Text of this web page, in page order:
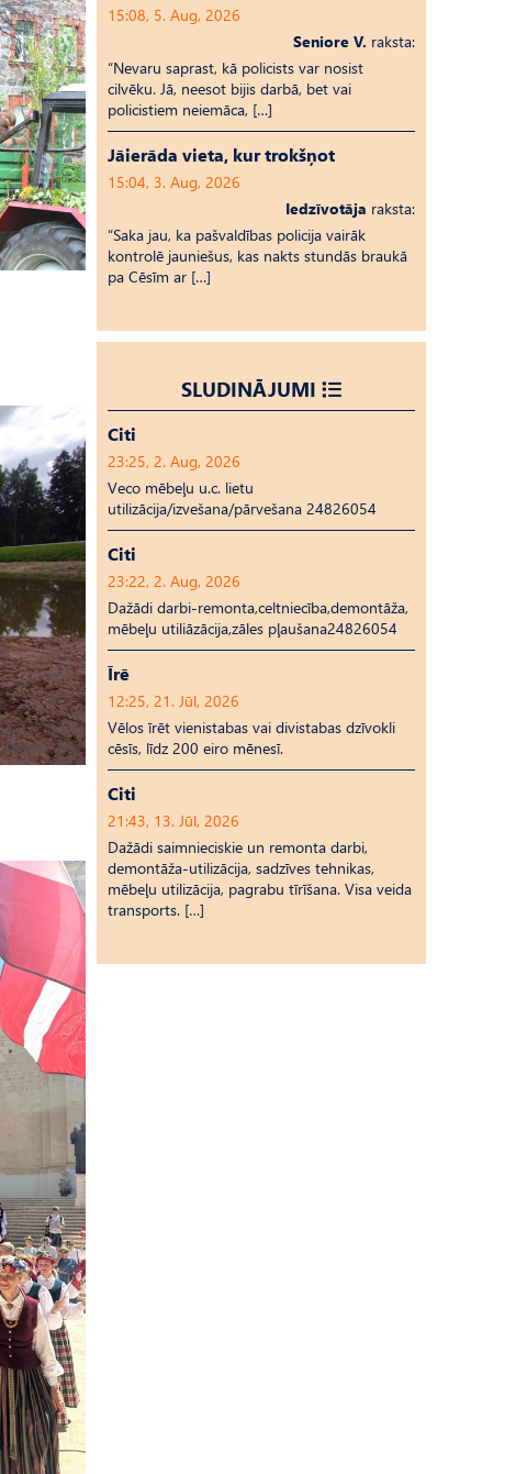
15:08, 5. Aug, 2026
Seniore V. raksta:
“Nevaru saprast, kā policists var nosist
cilvēku. Jā, neesot bijis darbā, bet vai
policistiem neiemāca, […]
Jāierāda vieta, kur trokšņot
15:04, 3. Aug, 2026
Iedzīvotāja raksta:
“Saka jau, ka pašvaldības policija vairāk
kontrolē jauniešus, kas nakts stundās braukā
pa Cēsīm ar […]
SLUDINĀJUMI
Citi
23:25, 2. Aug, 2026
Veco mēbeļu u.c. lietu
utilizācija/izvešana/pārvešana 24826054
Citi
23:22, 2. Aug, 2026
Dažādi darbi-remonta,celtniecība,demontāža,
mēbeļu utiliāzācija,zāles pļaušana24826054
Īrē
12:25, 21. Jūl, 2026
Vēlos īrēt vienistabas vai divistabas dzīvokli
cēsīs, līdz 200 eiro mēnesī.
Citi
21:43, 13. Jūl, 2026
Dažādi saimnieciskie un remonta darbi,
demontāža-utilizācija, sadzīves tehnikas,
mēbeļu utilizācija, pagrabu tīrīšana. Visa veida
transports. […]